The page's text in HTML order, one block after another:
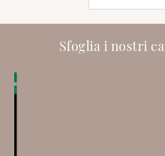
Sfoglia i nostri